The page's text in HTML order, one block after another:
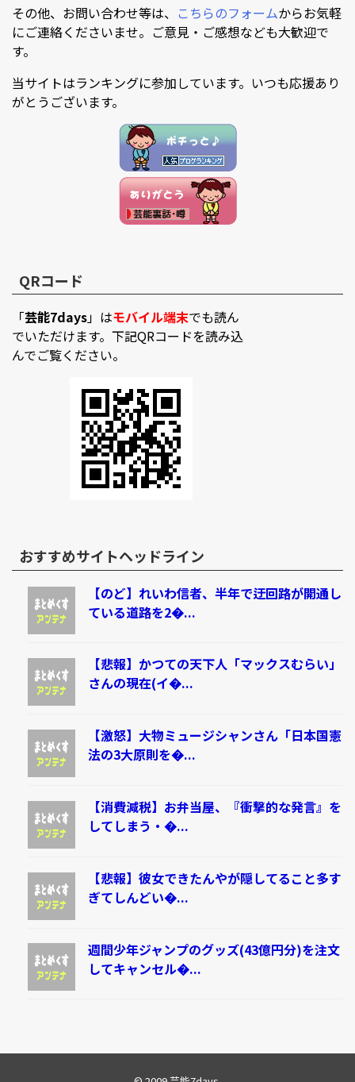
その他、お問い合わせ等は、 こちらのフォームからお気軽
にご連絡くださいませ。ご意見・ご感想なども大歓迎で
す。
当サイトはランキングに参加しています。いつも応援あり
がとうございます。
QRコード
「芸能7days」はモバイル端末でも読ん
でいただけます。下記QRコードを読み込
んでご覧ください。
おすすめサイトヘッドライン
【のど】れいわ信者、半年で迂回路が開通し
ている道路を2�...
【悲報】かつての天下人「マックスむらい」
さんの現在(イ�...
【激怒】大物ミュージシャンさん「日本国憲
法の3大原則を�...
【消費減税】お弁当屋、『衝撃的な発言』を
してしまう・�...
【悲報】彼女できたんやが隠してること多す
ぎてしんどい�...
週間少年ジャンプのグッズ(43億円分)を注文
してキャンセル�...